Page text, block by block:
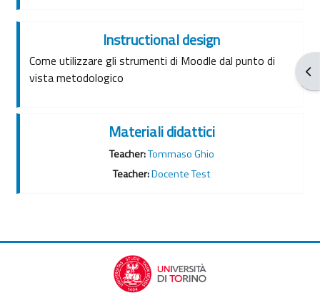
Instructional design
Come utilizzare gli strumenti di Moodle dal punto di
vista metodologico
Materiali didattici
Teacher:Tommaso Ghio
Teacher:Docente Test